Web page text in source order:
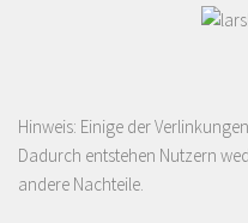
Hinweis: Einige der
Dadurch entstehen Nutzern
andere Nachteile.